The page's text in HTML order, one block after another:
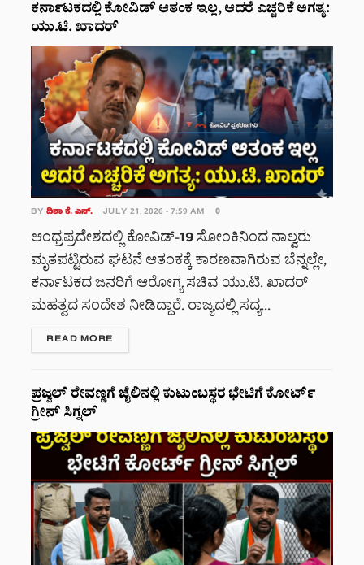
ಕರ್ನಾಟಕದಲ್ಲಿ ಕೋವಿಡ್ ಆತಂಕ ಇಲ್ಲ, ಆದರೆ ಎಚ್ಚರಿಕೆ ಅಗತ್ಯ:
ಯು.ಟಿ. ಖಾದರ್
BY ದಿಶಾ ಕೆ. ಎಸ್. JULY 21, 2026 - 7:59 AM 0
ಆಂಧ್ರಪ್ರದೇಶದಲ್ಲಿ ಕೋವಿಡ್-19 ಸೋಂಕಿನಿಂದ ನಾಲ್ವರು
ಮೃತಪಟ್ಟಿರುವ ಘಟನೆ ಆತಂಕಕ್ಕೆ ಕಾರಣವಾಗಿರುವ ಬೆನ್ನಲ್ಲೇ,
ಕರ್ನಾಟಕದ ಜನರಿಗೆ ಆರೋಗ್ಯ ಸಚಿವ ಯು.ಟಿ. ಖಾದರ್
ಮಹತ್ವದ ಸಂದೇಶ ನೀಡಿದ್ದಾರೆ. ರಾಜ್ಯದಲ್ಲಿ ಸದ್ಯ...
READ MORE
ಪ್ರಜ್ವಲ್ ರೇವಣ್ಣಗೆ ಜೈಲಿನಲ್ಲಿ ಕುಟುಂಬಸ್ಥರ ಭೇಟಿಗೆ ಕೋರ್ಟ್
ಗ್ರೀನ್ ಸಿಗ್ನಲ್